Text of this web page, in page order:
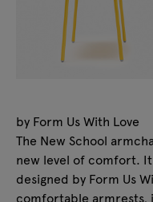
by Form Us With Love
The New School
new level of comfort.
designed by Form Us
comfortable armrests,